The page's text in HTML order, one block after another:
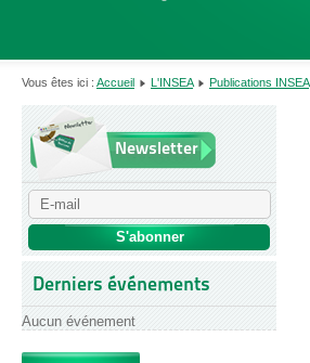
Vous êtes ici : Accueil L'INSEA Publications INSEA
Newsletter
Derniers événements
Aucun événement